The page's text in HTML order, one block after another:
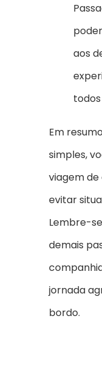
aos
Em
simples,
viagem
evitar
Lembre-
demais
jornada
bordo.